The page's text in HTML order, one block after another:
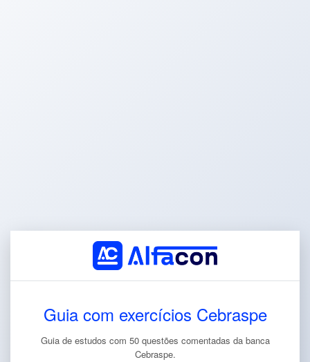
Guia com exercícios Cebraspe
Guia de estudos com 50 questões comentadas da banca
Cebraspe.